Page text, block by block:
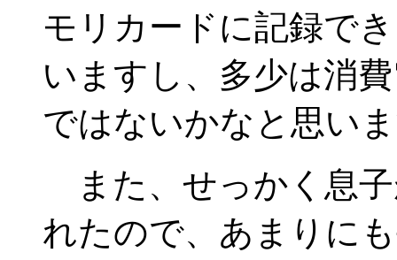
モリカードに記録で
いますし、多少は消
ではないかなと思い
また、せっかく息
れたので、あまりに